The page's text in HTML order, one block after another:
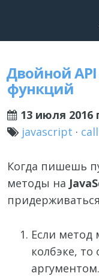
Двойной
функций
13 июля 2016
javascript ·
Когда пишешь
методы на
Если метод
колбэке,